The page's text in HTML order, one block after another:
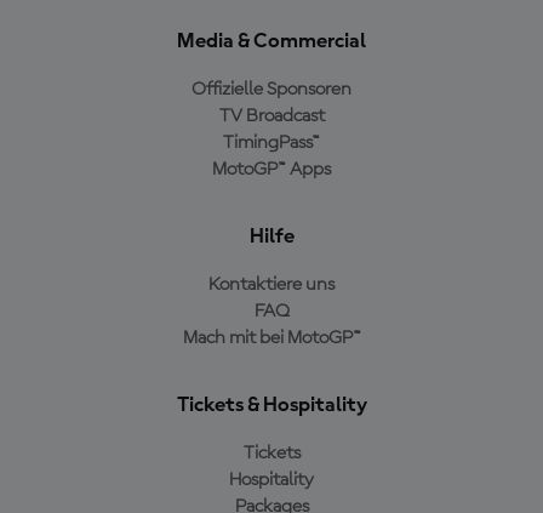
Media & Commercial
Offizielle Sponsoren
TV Broadcast
TimingPass™
MotoGP™ Apps
Hilfe
Kontaktiere uns
FAQ
Mach mit bei MotoGP™
Tickets & Hospitality
Tickets
Hospitality
Packages